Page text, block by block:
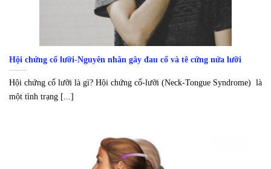
Hội chứng cổ lưỡi-Nguyên nhân gây đau cổ và tê cứng nửa lưỡi
Hội chứng cổ lưỡi là gì? Hội chứng cổ-lưỡi (Neck-Tongue Syndrome) là
một tình trạng [...]